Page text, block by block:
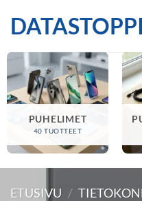
DATASTOPPI
PUHELIMET
40 TUOTTEET
ETUSIVU /